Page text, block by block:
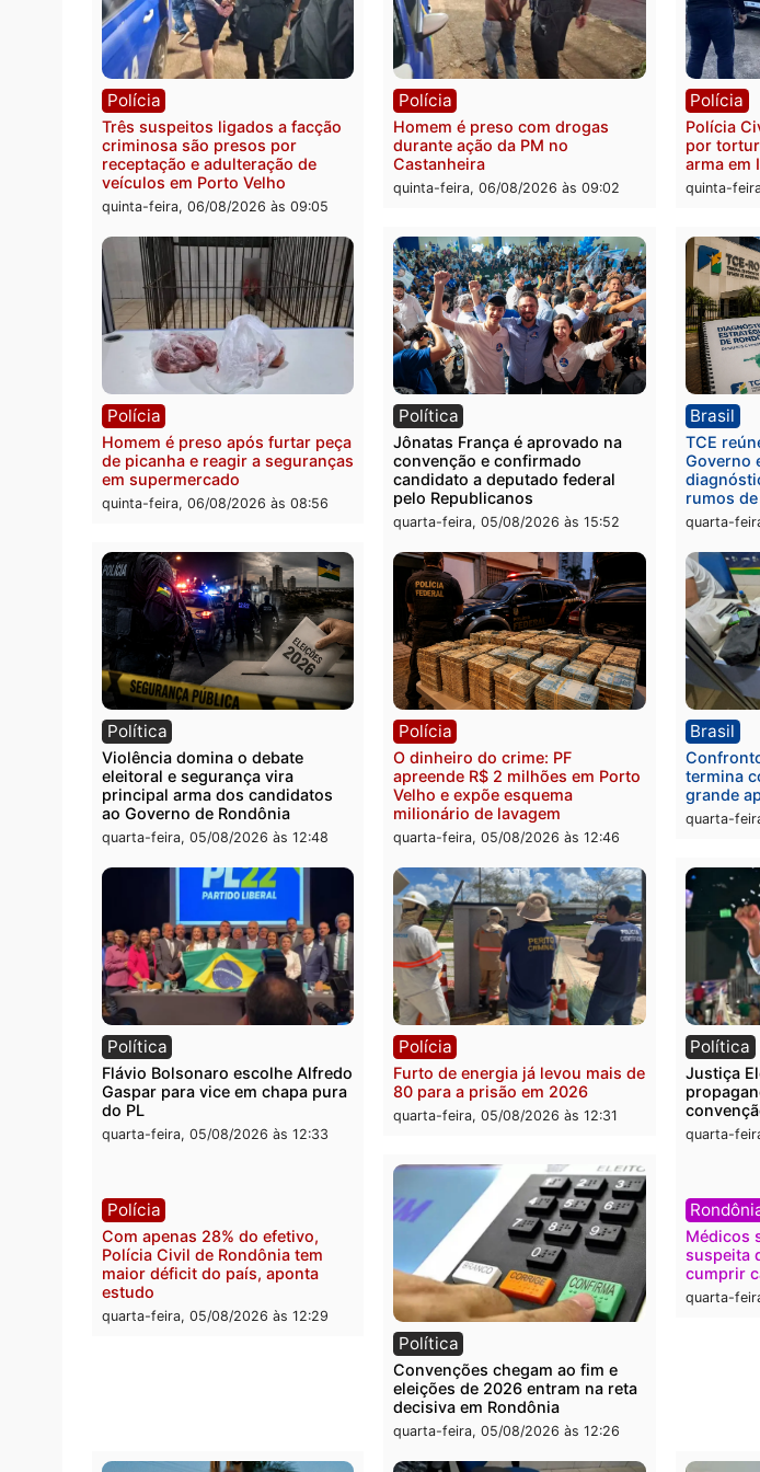
Polícia
Policiais militares recuperam
moto furtada e prendem trio na
zona Leste
quinta-feira, 06/08/2026 às 09:28
Polícia
Jovem é encontrado morto na
Rua dos Cravos e caso é
investigado pela polícia em RO
quinta-feira, 06/08/2026 às 09:26
Polícia
Três suspeitos ligados a facção
criminosa são presos por
receptação e adulteração de
veículos em Porto Velho
quinta-feira, 06/08/2026 às 09:05
Polícia
Homem é preso com drogas
durante ação da PM no
Castanheira
quinta-feira, 06/08/2026 às 09:02
Polícia
Homem é preso após furtar peça
de picanha e reagir a seguranças
em supermercado
quinta-feira, 06/08/2026 às 08:56
Política
Jônatas França é aprovado na
convenção e confirmado
candidato a deputado federal
pelo Republicanos
Política
Violência domina o debate
eleitoral e segurança vira
quarta-feira, 05/08/2026 às 12:48
Polícia
O dinheiro do crime: PF
apreende R$ 2 milhões em Porto
milionário de lavagem
quarta-feira, 05/08/2026 às 12:46
Flávio Bolsonaro escolhe Alfredo
Polícia
Furto de energia já levou mais de